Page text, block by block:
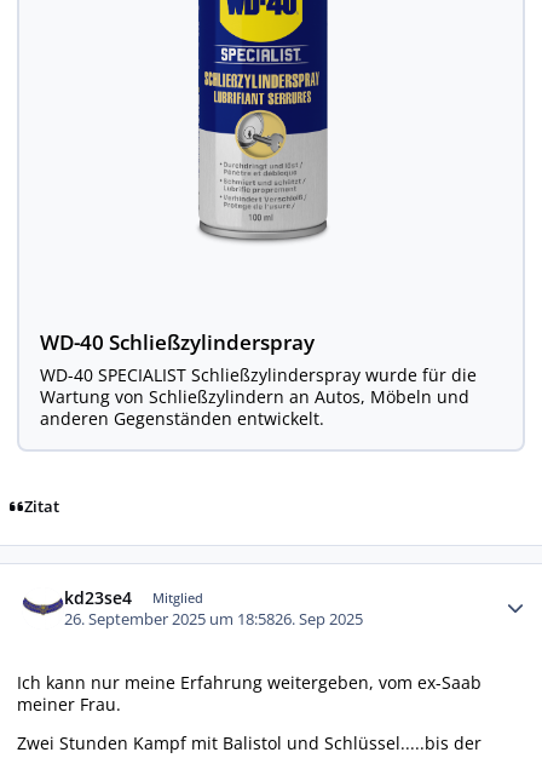
WD-40 Schließzylinderspray
WD-40 SPECIALIST Schließzylinderspray wurde für die
Wartung von Schließzylindern an Autos, Möbeln und
anderen Gegenständen entwickelt.
Zitat
kd23se4 Mitglied
26. September 2025 um 18:5826. Sep 2025
Ich kann nur meine Erfahrung weitergeben, vom ex-Saab
meiner Frau.
Zwei Stunden Kampf mit Balistol und Schlüssel.....bis der